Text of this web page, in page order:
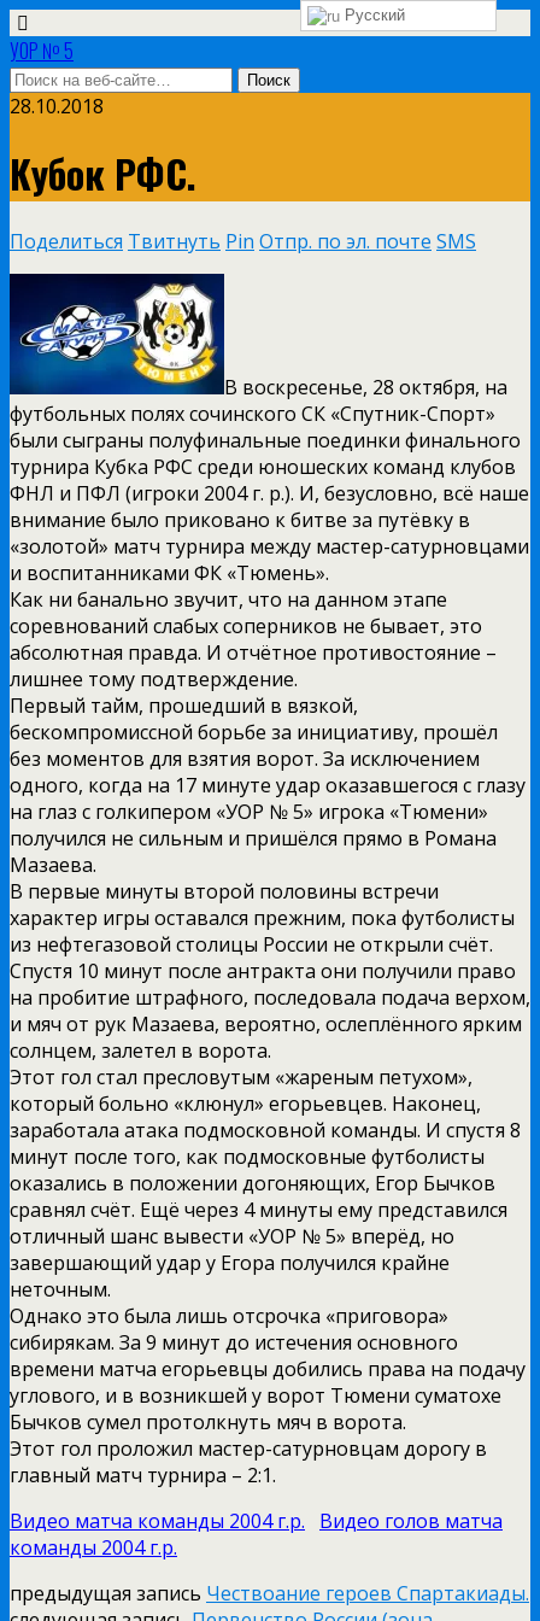
УОР № 5
28.10.2018
Кубок РФС.
Поделиться Твитнуть Pin Отпр. по эл. почте SMS
В воскресенье, 28 октября, на
футбольных полях сочинского СК «Спутник-Спорт»
были сыграны полуфинальные поединки финального
турнира Кубка РФС среди юношеских команд клубов
ФНЛ и ПФЛ (игроки 2004 г. р.). И, безусловно, всё наше
внимание было приковано к битве за путёвку в
«золотой» матч турнира между мастер-сатурновцами
и воспитанниками ФК «Тюмень».
Как ни банально звучит, что на данном этапе
соревнований слабых соперников не бывает, это
абсолютная правда. И отчётное противостояние –
лишнее тому подтверждение.
Первый тайм, прошедший в вязкой,
бескомпромиссной борьбе за инициативу, прошёл
без моментов для взятия ворот. За исключением
одного, когда на 17 минуте удар оказавшегося с глазу
на глаз с голкипером «УОР № 5» игрока «Тюмени»
получился не сильным и пришёлся прямо в Романа
Мазаева.
В первые минуты второй половины встречи
характер игры оставался прежним, пока футболисты
из нефтегазовой столицы России не открыли счёт.
Спустя 10 минут после антракта они получили право
на пробитие штрафного, последовала подача верхом,
и мяч от рук Мазаева, вероятно, ослеплённого ярким
солнцем, залетел в ворота.
Этот гол стал пресловутым «жареным петухом»,
который больно «клюнул» егорьевцев. Наконец,
заработала атака подмосковной команды. И спустя 8
минут после того, как подмосковные футболисты
оказались в положении догоняющих, Егор Бычков
сравнял счёт. Ещё через 4 минуты ему представился
отличный шанс вывести «УОР № 5» вперёд, но
завершающий удар у Егора получился крайне
неточным.
Однако это была лишь отсрочка «приговора»
сибирякам. За 9 минут до истечения основного
времени матча егорьевцы добились права на подачу
углового, и в возникшей у ворот Тюмени суматохе
Бычков сумел протолкнуть мяч в ворота.
Этот гол проложил мастер-сатурновцам дорогу в
главный матч турнира – 2:1.
Видео матча команды 2004 г.р.
Видео голов матча
команды 2004 г.р.
предыдущая запись Чествоание героев Спартакиады.
Русский